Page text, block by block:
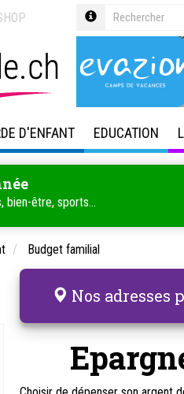
D'ENFANT EDUCATION
bien-être, sports...
Budget familial
Nos adresses